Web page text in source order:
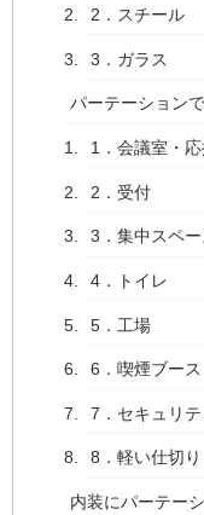
2．スチール
3．ガラス
パーテーション
1．会議室・
2．受付
3．集中スペー
4．トイレ
5．工場
6．喫煙ブース
7．セキュリ
8．軽い仕切り
内装にパーテー